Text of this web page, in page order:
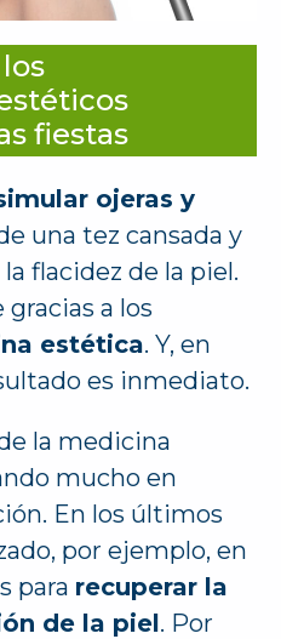
fiestas
ojeras y
una tez cansada y
flacidez de la piel.
a los
estética. Y, en
es inmediato.
la medicina
mucho en
En los últimos
por ejemplo, en
para recuperar la
de la piel. Por